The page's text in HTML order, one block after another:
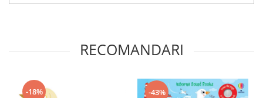
RECOMANDARI
-18% -43%